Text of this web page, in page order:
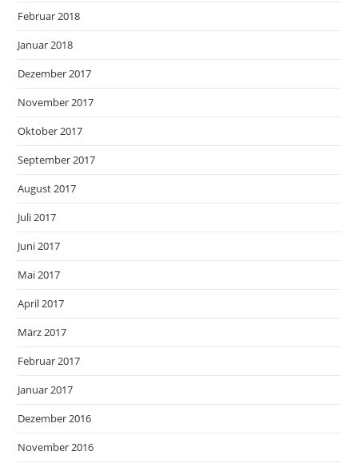
Februar 2018
Januar 2018
Dezember 2017
November 2017
Oktober 2017
September 2017
August 2017
Juli 2017
Juni 2017
Mai 2017
April 2017
März 2017
Februar 2017
Januar 2017
Dezember 2016
November 2016